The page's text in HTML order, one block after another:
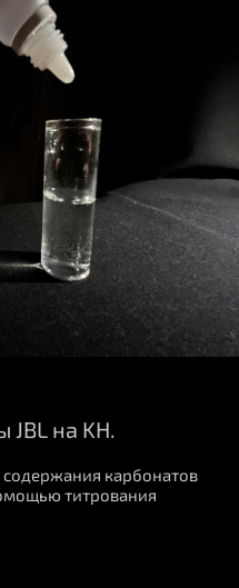
на KH.
карбонатов
титрования